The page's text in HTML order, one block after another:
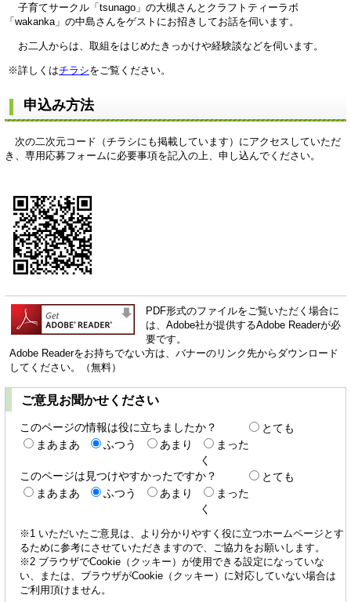
子育てサークル「tsunago」の大槻さんとクラフトティーラボ
「wakanka」の中島さんをゲストにお招きしてお話を伺います。
お二人からは、取組をはじめたきっかけや経験談などを伺います。
※詳しくはチラシをご覧ください。
申込み方法
次の二次元コード（チラシにも掲載しています）にアクセスしていただ
き、専用応募フォームに必要事項を記入の上、申し込んでください。
PDF形式のファイルをご覧いただく場合に
は、Adobe社が提供するAdobe Readerが必
要です。
Adobe Readerをお持ちでない方は、バナーのリンク先からダウンロード
してください。（無料）
ご意見お聞かせください
このページの情報は役に立ちましたか？
とても
まあまあ
ふつう あまり
まった
く
このページは見つけやすかったですか？
とても
まあまあ
ふつう あまり
まった
く
※1 いただいたご意見は、より分かりやすく役に立つホームページとす
るために参考にさせていただきますので、ご協力をお願いします。
※2 ブラウザでCookie（クッキー）が使用できる設定になっていな
い、または、ブラウザがCookie（クッキー）に対応していない場合は
ご利用頂けません。